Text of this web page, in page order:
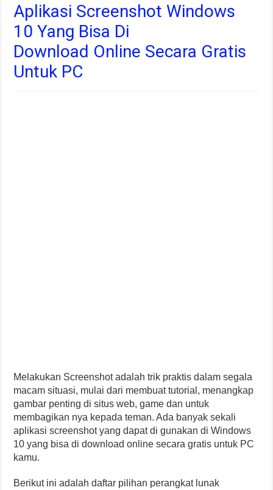
Aplikasi Screenshot Windows
10 Yang Bisa Di
Download Online Secara Gratis
Untuk PC
Melakukan Screenshot adalah trik praktis dalam segala
macam situasi, mulai dari membuat tutorial, menangkap
gambar penting di situs web, game dan untuk
membagikan nya kepada teman. Ada banyak sekali
aplikasi screenshot yang dapat di gunakan di Windows
10 yang bisa di download online secara gratis untuk PC
kamu.
Berikut ini adalah daftar pilihan perangkat lunak